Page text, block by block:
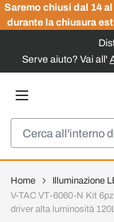
Saremo chiusi dal 14
durante la chiusura
Serve aiuto? Vai all'
Home Illuminazione
V-TAC VT-6060-N Kit
driver alta luminosità